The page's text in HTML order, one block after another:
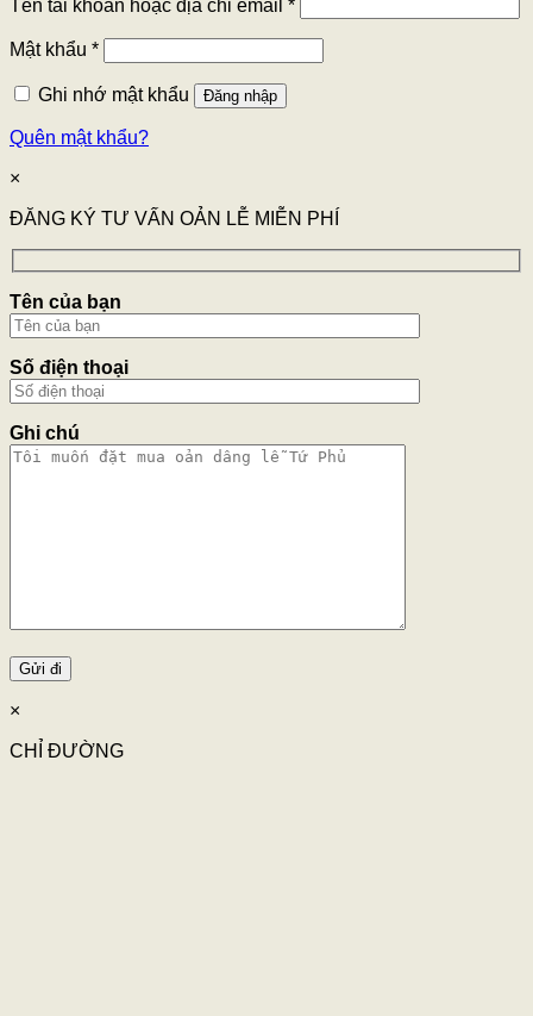
Tên tài khoản hoặc địa chỉ email *
Mật khẩu *
Ghi nhớ mật khẩu Đăng nhập
Quên mật khẩu?
×
ĐĂNG KÝ TƯ VẤN OẢN LỄ MIỄN PHÍ
Tên của bạn
Số điện thoại
Ghi chú
×
CHỈ ĐƯỜNG